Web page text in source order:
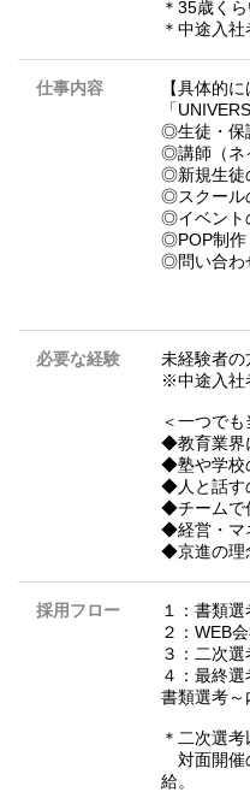
＊35歳く
＊中途入
仕事内容
【具体的
「
◎⽣徒・保
◎講師（ネ
◎新規⽣徒
◎スクール
◎イベント
◎POP制作
◎問い合わ
必要な経験
未経験者の
※中途入社
＜一つで
◆教育業界
◆塾や学校
◆人と話す
◆チームで
◆経営・マ
◆京進の理
採用フロー
１：書類選
２：WEB
３：二次選
４：最終選
書類選考
＊二次選
対面開催
給。